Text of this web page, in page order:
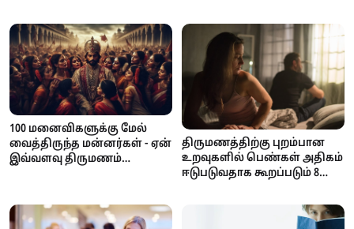
100 மனைவிகளுக்கு மேல்
வைத்திருந்த மன்னர்கள் - ஏன்
இவ்வளவு திருமணம்
திருமணத்திற்கு புறம்பான
உறவுகளில் பெண்கள் அதிகம்
ஈடுபடுவதாக கூறப்படும் 8
முதலிடம் பிடித்தது எந்த நாடு?